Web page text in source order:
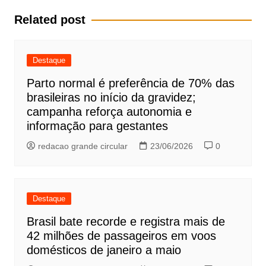
Post
Related post
Destaque
Parto normal é preferência de 70% das
brasileiras no início da gravidez;
campanha reforça autonomia e
informação para gestantes
redacao grande circular 23/06/2026 0
Destaque
Brasil bate recorde e registra mais de
42 milhões de passageiros em voos
domésticos de janeiro a maio